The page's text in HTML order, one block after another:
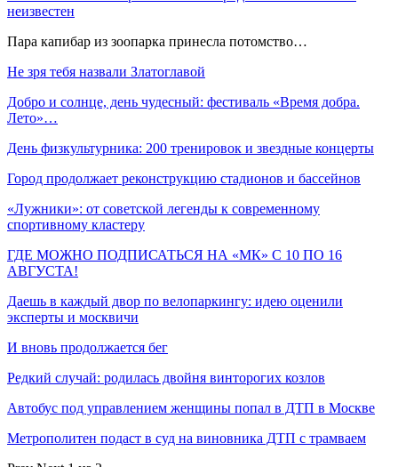
неизвестен
Пара капибар из зоопарка принесла потомство…
Не зря тебя назвали Златоглавой
Добро и солнце, день чудесный: фестиваль «Время добра.
Лето»…
День физкультурника: 200 тренировок и звездные концерты
Город продолжает реконструкцию стадионов и бассейнов
«Лужники»: от советской легенды к современному
спортивному кластеру
ГДЕ МОЖНО ПОДПИСАТЬСЯ НА «МК» С 10 ПО 16
АВГУСТА!
Даешь в каждый двор по велопаркингу: идею оценили
эксперты и москвичи
И вновь продолжается бег
Редкий случай: родилась двойня винторогих козлов
Автобус под управлением женщины попал в ДТП в Москве
Метрополитен подаст в суд на виновника ДТП с трамваем